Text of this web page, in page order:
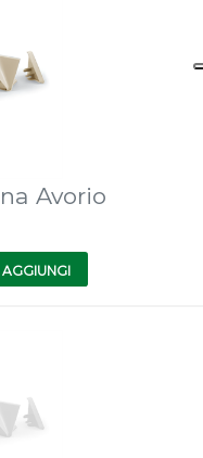
Avorio
AGGIUNGI